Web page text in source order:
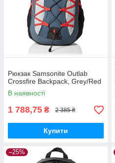
Рюкзак Samsonite Outlab
Crossfire Backpack, Grey/Red
В наявності
1 788,75 ₴ 2 385 ₴
Купити
–25%